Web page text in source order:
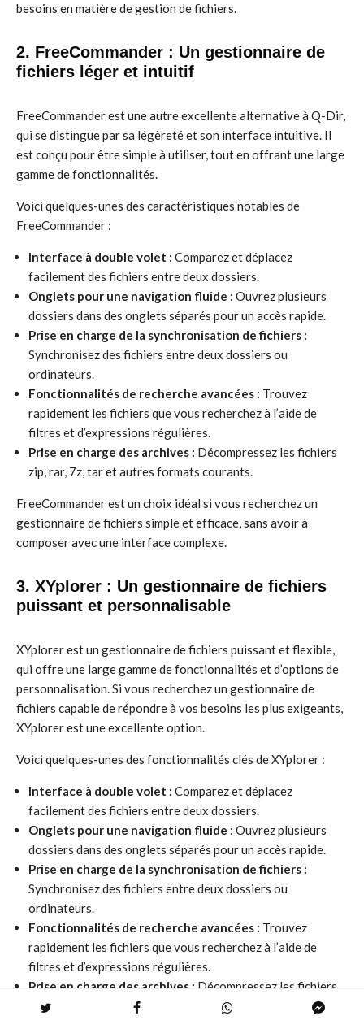
besoins en matière de gestion de fichiers.
2. FreeCommander : Un gestionnaire de
fichiers léger et intuitif
FreeCommander est une autre excellente alternative à Q-Dir,
qui se distingue par sa légèreté et son interface intuitive. Il
est conçu pour être simple à utiliser, tout en offrant une large
gamme de fonctionnalités.
Voici quelques-unes des caractéristiques notables de
FreeCommander :
Interface à double volet : Comparez et déplacez
facilement des fichiers entre deux dossiers.
Onglets pour une navigation fluide : Ouvrez plusieurs
dossiers dans des onglets séparés pour un accès rapide.
Prise en charge de la synchronisation de fichiers :
Synchronisez des fichiers entre deux dossiers ou
ordinateurs.
Fonctionnalités de recherche avancées : Trouvez
rapidement les fichiers que vous recherchez à l’aide de
filtres et d’expressions régulières.
Prise en charge des archives : Décompressez les fichiers
zip, rar, 7z, tar et autres formats courants.
FreeCommander est un choix idéal si vous recherchez un
gestionnaire de fichiers simple et efficace, sans avoir à
composer avec une interface complexe.
3. XYplorer : Un gestionnaire de fichiers
puissant et personnalisable
XYplorer est un gestionnaire de fichiers puissant et flexible,
qui offre une large gamme de fonctionnalités et d’options de
personnalisation. Si vous recherchez un gestionnaire de
fichiers capable de répondre à vos besoins les plus exigeants,
XYplorer est une excellente option.
Voici quelques-unes des fonctionnalités clés de XYplorer :
Interface à double volet : Comparez et déplacez
facilement des fichiers entre deux dossiers.
Onglets pour une navigation fluide : Ouvrez plusieurs
dossiers dans des onglets séparés pour un accès rapide.
Prise en charge de la synchronisation de fichiers :
Synchronisez des fichiers entre deux dossiers ou
ordinateurs.
Fonctionnalités de recherche avancées : Trouvez
rapidement les fichiers que vous recherchez à l’aide de
filtres et d’expressions régulières.
Prise en charge des archives : Décompressez les fichiers
zip, rar, 7z, tar et autres formats courants.